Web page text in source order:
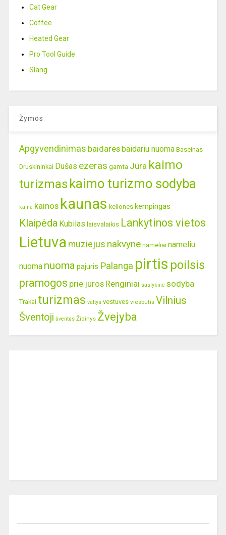
Cat Gear
Coffee
Heated Gear
Pro Tool Guide
Slang
Žymos
Apgyvendinimas baidaresbaidariu nuoma Baseinas
Druskininkai Dušas ezeras gamta Jura kaimo
turizmas kaimo turizmo sodyba
kaina kainos kaunas keliones kempingas
Klaipėda Kubilas laisvalaikis Lankytinos vietos
Lietuva muziejus nakvyne nameliai nameliu
nuoma nuoma pajuris Palanga pirtis poilsis
pramogos prie juros Renginiai saslykine sodyba
Trakai turizmas valtys vestuves viesbutis Vilnius
Šventoji šventės Židinys Žvejyba